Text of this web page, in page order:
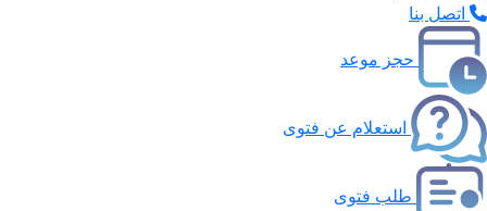
اتصل بنا
حجز موعد
استعلام عن فتوى
طلب فتوى